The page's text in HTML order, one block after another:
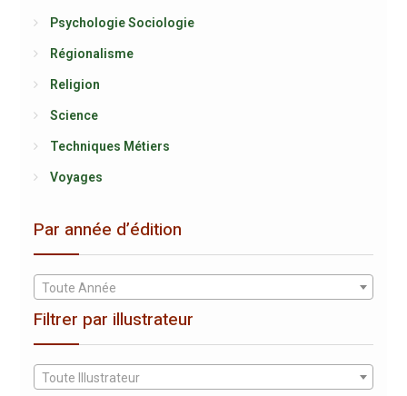
Psychologie Sociologie
Régionalisme
Religion
Science
Techniques Métiers
Voyages
Par année d’édition
Toute Année
Filtrer par illustrateur
Toute Illustrateur